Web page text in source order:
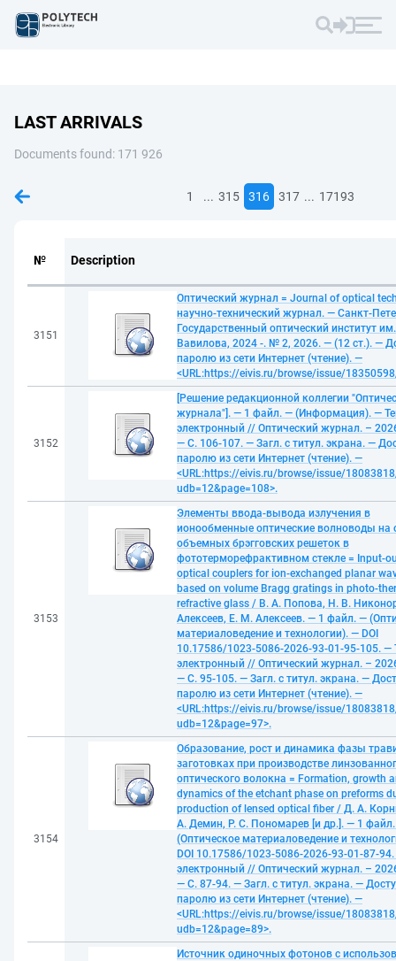
LAST ARRIVALS
Documents found: 171 926
1 ... 315 316 317 ... 17193
№ Description
3151
Оптический журнал = Journal of optical
научно-технический журнал. — Санкт-
Государственный оптический институт
Вавилова, 2024 -. № 2, 2026. — (12 ст.). —
паролю из сети Интернет (чтение). —
<URL:https://eivis.ru/browse/issue/
3152
[Решение редакционной коллегии
журнала"]. — 1 файл. — (Информация). —
электронный // Оптический журнал. –
— С. 106-107. — Загл. с титул. экрана. —
паролю из сети Интернет (чтение). —
<URL:https://eivis.ru/browse/issue/
udb=12&page=108>.
3153
Элементы ввода-вывода излучения в
ионообменные оптические волноводы на
объемных брэгговских решеток в
фототерморефрактивном стекле = Input-
optical couplers for ion-exchanged planar
based on volume Bragg gratings in photo-
refractive glass / В. А. Попова, Н. В.
Алексеев, Е. М. Алексеев. — 1 файл. —
материаловедение и технологии). — DOI
10.17586/1023-5086-2026-93-01-95-105. —
электронный // Оптический журнал. –
— С. 95-105. — Загл. с титул. экрана. —
паролю из сети Интернет (чтение). —
<URL:https://eivis.ru/browse/issue/
udb=12&page=97>.
3154
Образование, рост и динамика фазы
заготовках при производстве
оптического волокна = Formation, growth
dynamics of the etchant phase on preforms
production of lensed optical fiber / Д. А.
А. Демин, Р. С. Пономарев [и др.]. — 1
(Оптическое материаловедение и
DOI 10.17586/1023-5086-2026-93-01-87-94.
электронный // Оптический журнал. –
— С. 87-94. — Загл. с титул. экрана. —
паролю из сети Интернет (чтение). —
<URL:https://eivis.ru/browse/issue/
udb=12&page=89>.
Источник одиночных фотонов с